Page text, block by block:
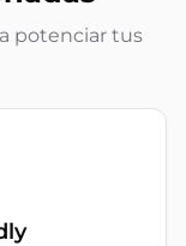
potenciar tus